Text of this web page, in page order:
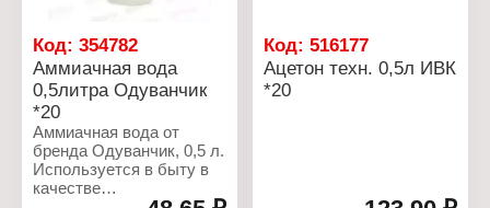
Код: 354782
Аммиачная вода
0,5литра Одуванчик
*20
Аммиачная вода от
бренда Одуванчик, 0,5 л.
Используется в быту в
качестве
Код:516177
Ацетон техн. 0,5л ИВК
*20